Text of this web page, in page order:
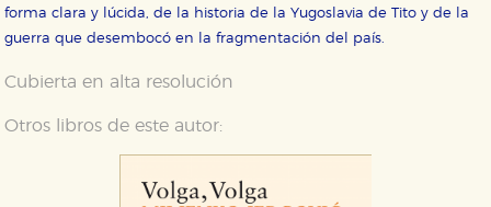
forma clara y lúcida, de la historia de la Yugoslavia de Tito y de la
guerra que desembocó en la fragmentación del país.
Cubierta en alta resolución
Otros libros de este autor: